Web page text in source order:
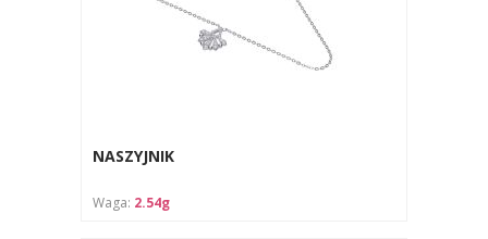
NASZYJNIK
Waga: 2.54g